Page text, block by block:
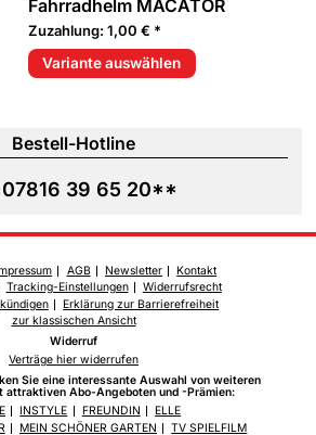
Fahrradhelm MACATOR
Zuzahlung: 1,00 € *
Variante auswählen
Bestell-Hotline
07816 39 65 20**
AGB Newsletter
Kontakt
Tracking-Einstellungen
Widerrufsrecht
Erklärung zur Barrierefreiheit
zur klassischen Ansicht
Widerruf
Verträge hier widerrufen
Sie eine interessante Auswahl von weiteren
attraktiven Abo-Angeboten und -Prämien:
INSTYLE FREUNDIN
ELLE
MEIN SCHÖNER GARTEN TV SPIELFILM